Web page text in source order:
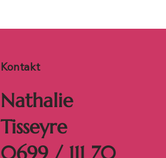
Nathalie
Tisseyre
0699 / 111 70
Kontakt